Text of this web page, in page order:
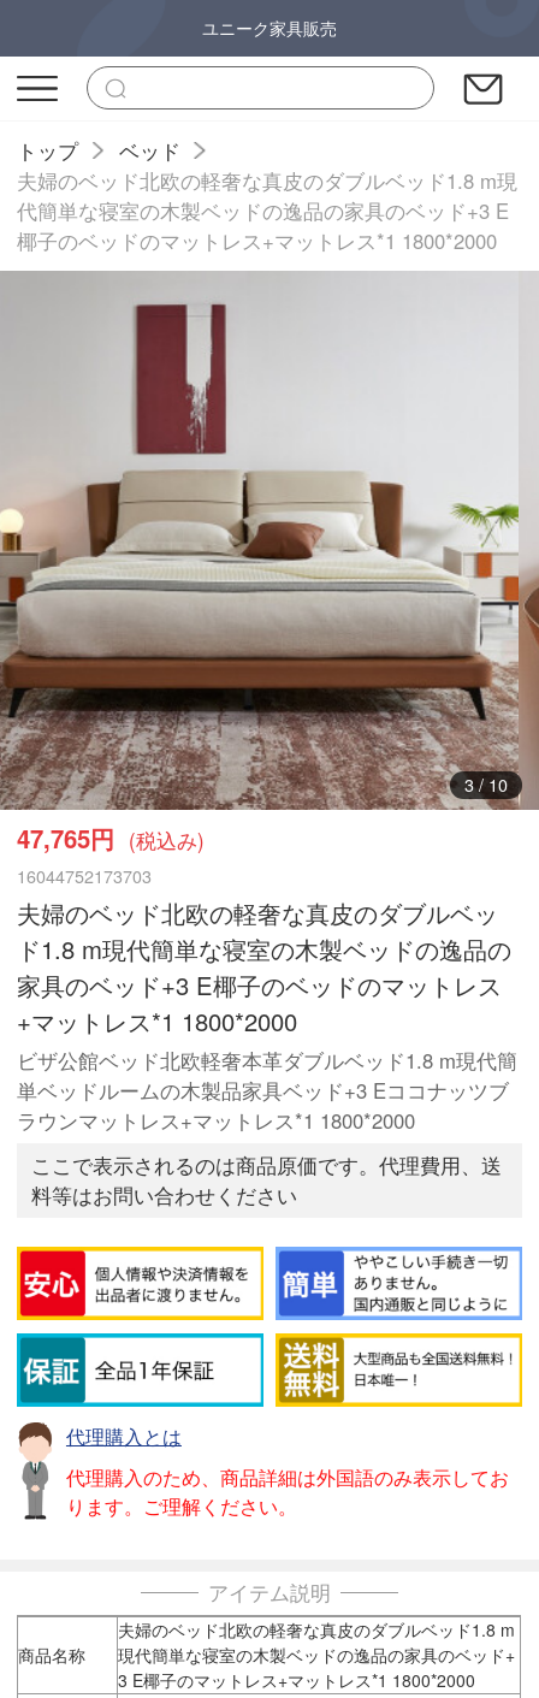
ユニーク家具販売
トップ
ベッド
夫婦のベッド北欧の軽奢な真皮のダブルベッド1.8 m現
代簡単な寝室の木製ベッドの逸品の家具のベッド+3 E
椰子のベッドのマットレス+マットレス*1 1800*2000
3/ 10
47,765円 (税込み)
16044752173703
夫婦のベッド北欧の軽奢な真皮のダブルベッ
ド1.8 m現代簡単な寝室の木製ベッドの逸品の
家具のベッド+3 E椰子のベッドのマットレス
+マットレス*1 1800*2000
ビザ公館ベッド北欧軽奢本革ダブルベッド1.8 m現代簡
単ベッドルームの木製品家具ベッド+3 Eココナッツブ
ラウンマットレス+マットレス*1 1800*2000
ここで表示されるのは商品原価です。代理費用、送
料等はお問い合わせください
代理購入とは
代理購入のため、商品詳細は外国語のみ表示してお
ります。ご理解ください。
アイテム説明
商品名称
夫婦のベッド北欧の軽奢な真皮のダブルベッド1.8 m
現代簡単な寝室の木製ベッドの逸品の家具のベッド+
3 E椰子のマットレス+マットレス*1 1800*2000